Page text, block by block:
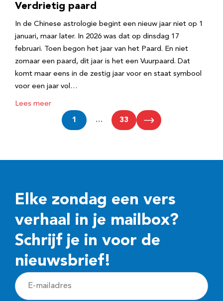
Verdrietig paard
In de Chinese astrologie begint een nieuw jaar niet op 1
januari, maar later. In 2026 was dat op dinsdag 17
februari. Toen begon het jaar van het Paard. En niet
zomaar een paard, dit jaar is het een Vuurpaard. Dat
komt maar eens in de zestig jaar voor en staat symbool
voor een jaar vol…
Lees meer
1 … 33
Elke zondag een vers
verhaal in je mailbox?
Schrijf je in voor de
nieuwsbrief!
E
-